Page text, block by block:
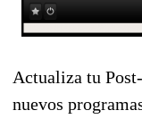
Actualiza tu
nuevos